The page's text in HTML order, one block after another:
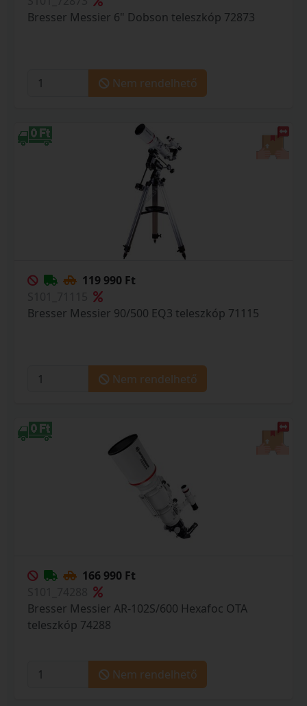
Bresser Messier 6" Dobson teleszkóp 72873
Nem rendelhető
119 990 Ft
Bresser Messier 90/500 EQ3 teleszkóp 71115
Nem rendelhető
166 990 Ft
Bresser Messier AR-102S/600 Hexafoc OTA
teleszkóp 74288
Nem rendelhető